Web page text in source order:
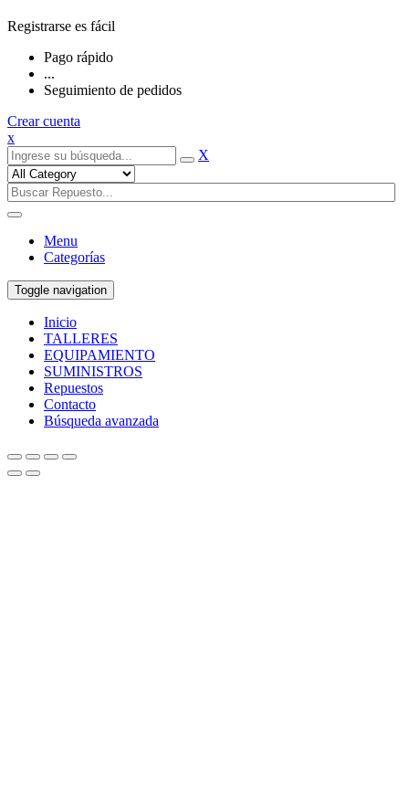
Registrarse es fácil
Pago rápido
...
Seguimiento de pedidos
Crear cuenta
x
X
Menu
Categorías
Toggle navigation
Inicio
TALLERES
EQUIPAMIENTO
SUMINISTROS
Repuestos
Contacto
Búsqueda avanzada